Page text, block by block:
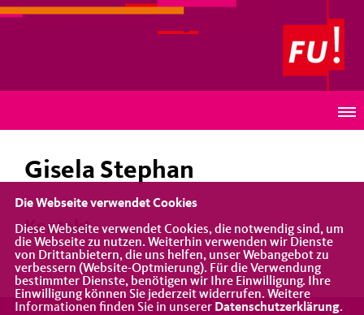
Gisela Stephan
Kontakt
Die Webseite verwendet Cookies
Diese Webseite verwendet Cookies, die notwendig sind, um
die Webseite zu nutzen. Weiterhin verwenden wir Dienste
von Drittanbietern, die uns helfen, unser Webangebot zu
verbessern (Website-Optmierung). Für die Verwendung
bestimmter Dienste, benötigen wir Ihre Einwilligung. Ihre
Einwilligung können Sie jederzeit widerrufen. Weitere
Informationen finden Sie in unserer Datenschutzerklärung.